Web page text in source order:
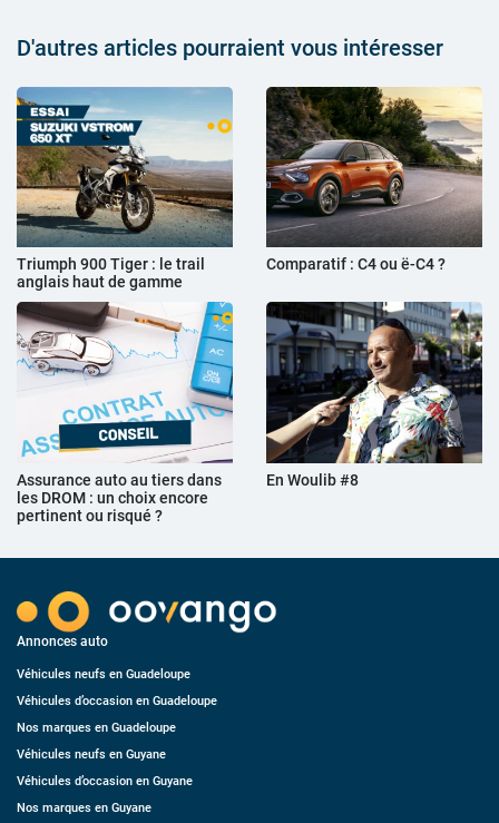
D'autres articles pourraient vous intéresser
Triumph 900 Tiger : le trail
anglais haut de gamme
Comparatif : C4 ou ë-C4 ?
Assurance auto au tiers dans
les DROM : un choix encore
pertinent ou risqué ?
En Woulib #8
Annonces auto
Véhicules neufs en Guadeloupe
Véhicules d’occasion en Guadeloupe
Nos marques en Guadeloupe
Véhicules neufs en Guyane
Véhicules d’occasion en Guyane
Nos marques en Guyane